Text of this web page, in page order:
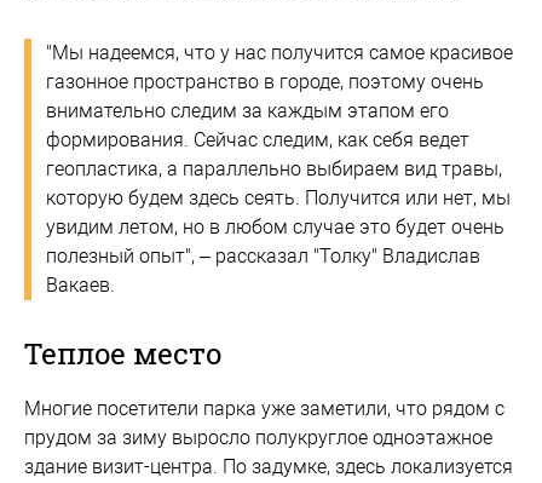
"Мы надеемся, что у нас получится самое красивое
газонное пространство в городе, поэтому очень
внимательно следим за каждым этапом его
формирования. Сейчас следим, как себя ведет
геопластика, а параллельно выбираем вид травы,
которую будем здесь сеять. Получится или нет, мы
увидим летом, но в любом случае это будет очень
полезный опыт", – рассказал "Толку" Владислав
Вакаев.
Теплое место
Многие посетители парка уже заметили, что рядом с
прудом за зиму выросло полукруглое одноэтажное
здание визит-центра. По задумке, здесь локализуется